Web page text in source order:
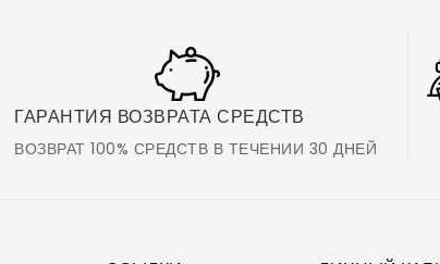
ГАРАНТИЯ ВОЗВРАТА СРЕДСТВ
ВОЗВРАТ 100% СРЕДСТВ В ТЕЧЕНИИ 30 ДНЕЙ